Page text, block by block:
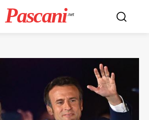
Pascani .net